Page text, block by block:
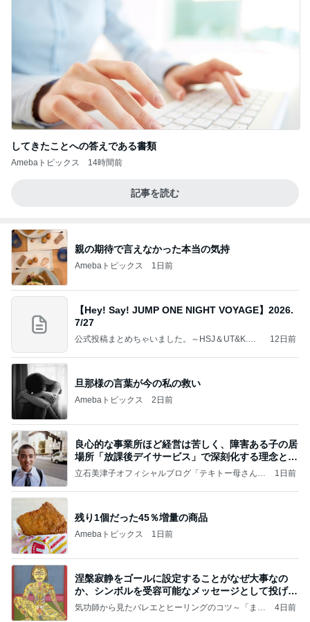
してきたことへの答えである書類
Amebaトピックス 14時間前
記事を読む
親の期待で言えなかった本当の気持
Amebaトピックス 1日前
【Hey! Say! JUMP ONE NIGHT VOYAGE】2026.
7/27
公式投稿まとめちゃいました。～HSJ＆UT&K.O.
12日前
旦那様の言葉が今の私の救い
Amebaトピックス 2日前
良心的な事業所ほど経営は苦しく、障害ある子の居
場所「放課後デイサービス」で深刻化する理念と現
実の
立石美津子オフィシャルブログ「テキトー母さんの
1日前
残り1個だった45％増量の商品
Amebaトピックス 1日前
涅槃寂静をゴールに設定することがなぜ大事なの
か、シンボルを受容可能なメッセージとして投げる
ことが
気功師から見たバレエとヒーリングのコツ～「まと
4日前